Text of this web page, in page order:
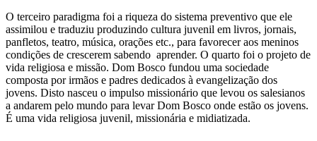
O terceiro paradigma foi a riqueza do sistema preventivo que ele
assimilou e traduziu produzindo cultura juvenil em livros, jornais,
panfletos, teatro, música, orações etc., para favorecer aos meninos
condições de crescerem sabendo aprender. O quarto foi o projeto de
vida religiosa e missão. Dom Bosco fundou uma sociedade
composta por irmãos e padres dedicados à evangelização dos
jovens. Disto nasceu o impulso missionário que levou os salesianos
a andarem pelo mundo para levar Dom Bosco onde estão os jovens.
É uma vida religiosa juvenil, missionária e midiatizada.